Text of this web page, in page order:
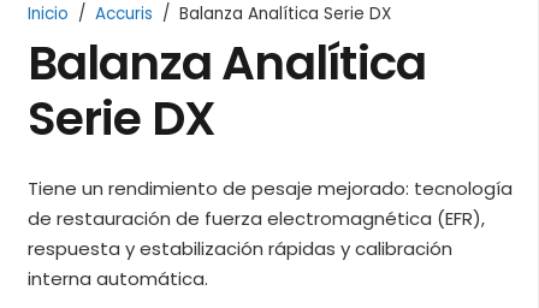
Inicio / Accuris / Balanza Analítica Serie DX
Balanza Analítica
Serie DX
Tiene un rendimiento de pesaje mejorado: tecnología
de restauración de fuerza electromagnética (EFR),
respuesta y estabilización rápidas y calibración
interna automática.